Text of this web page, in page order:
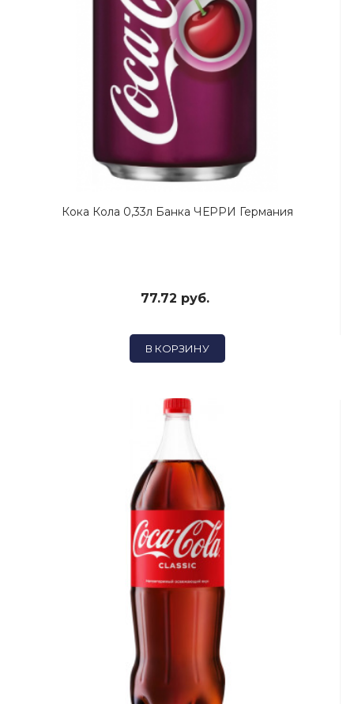
Кока Кола 0,33л Банка ЧЕРРИ Германия
77.72 руб.
В КОРЗИНУ